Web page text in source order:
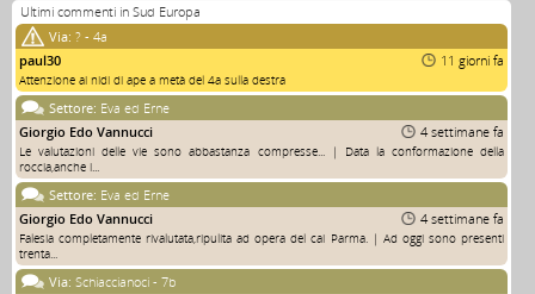
Ultimi commenti in Sud Europa
Via: ? - 4a
paul30
11 giorni fa
Attenzione ai nidi di ape a metà del 4a sulla destra
Settore: Eva ed Erne
Giorgio Edo Vannucci
4 settimane fa
Le valutazioni delle vie sono abbastanza compresse... | Data la conformazione della
roccia,anche i...
Settore: Eva ed Erne
Giorgio Edo Vannucci
4 settimane fa
Falesia completamente rivalutata,ripulita ad opera del cai Parma. | Ad oggi sono presenti
trenta...
Via: Schiaccianoci - 7b